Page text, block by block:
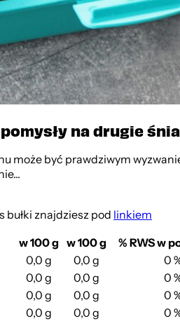
na drugie
może być prawdziwym
bułki znajdziesz pod linkiem
w 100 g w 100 g
% RWS w
0,0 g 0,0 g
0
0,0 g 0,0 g
0
0,0 g 0,0 g
0
0,0 g 0,0 g
0